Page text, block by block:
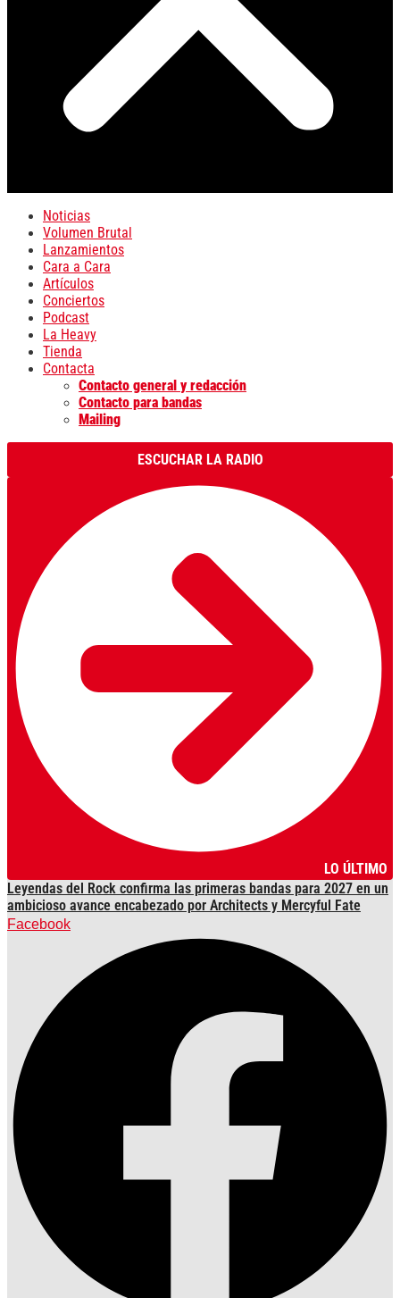
Noticias
Volumen Brutal
Lanzamientos
Cara a Cara
Artículos
Conciertos
Podcast
La Heavy
Tienda
Contacta
Contacto general y redacción
Contacto para bandas
Mailing
ESCUCHAR LA RADIO
LO ÚLTIMO
Leyendas del Rock confirma las primeras bandas para 2027 en un
ambicioso avance encabezado por Architects y Mercyful Fate
Facebook